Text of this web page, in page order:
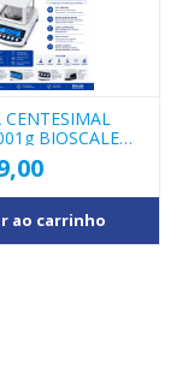
CENTESIMAL
BIOSCALE
ao carrinho